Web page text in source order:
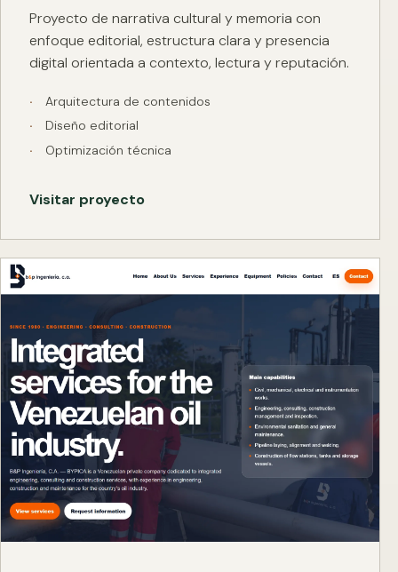
Proyecto de narrativa cultural y memoria con
enfoque editorial, estructura clara y presencia
digital orientada a contexto, lectura y reputación.
Arquitectura de contenidos
Diseño editorial
Optimización técnica
Visitar proyecto